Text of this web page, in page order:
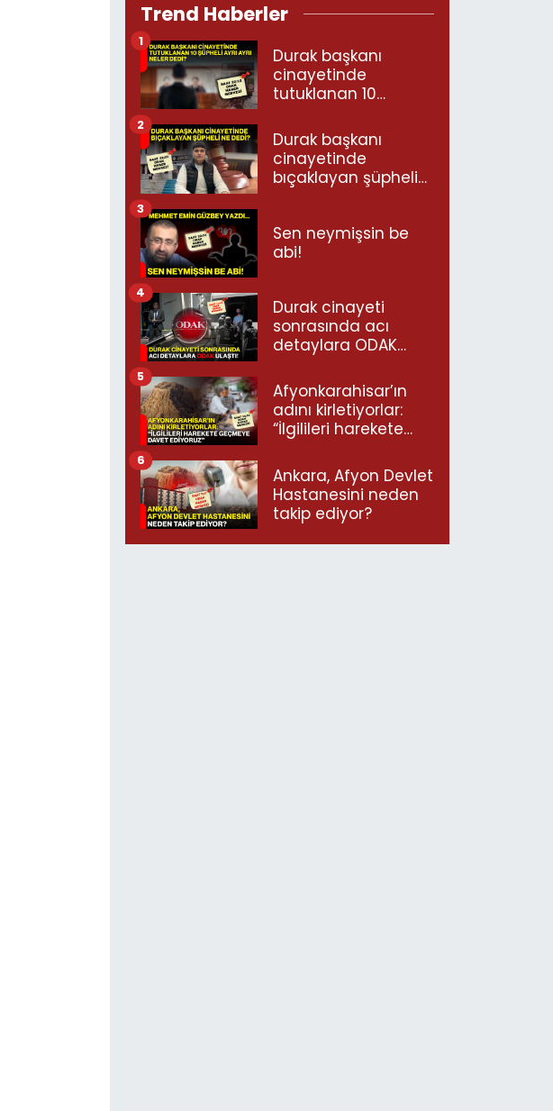
Trend Haberler
Durak başkanı
cinayetinde
tutuklanan 10
neler dedi?
1
Durak başkanı
cinayetinde
bıçaklayan şüpheli
2
Sen neymişsin be
abi!
3
Durak cinayeti
sonrasında acı
detaylara ODAK
4
Afyonkarahisar’ın
adını kirletiyorlar:
“İlgilileri harekete
ediyoruz”
5
Ankara, Afyon Devlet
Hastanesini neden
takip ediyor?
6